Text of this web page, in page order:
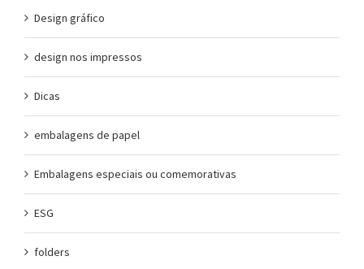
Design gráfico
design nos impressos
Dicas
embalagens de papel
Embalagens especiais ou comemorativas
ESG
folders